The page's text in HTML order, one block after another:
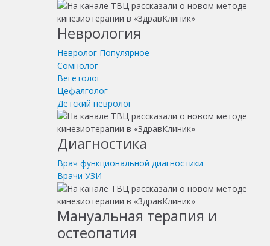
Неврология
Невролог Популярное
Сомнолог
Вегетолог
Цефалголог
Детский невролог
Диагностика
Врач функциональной диагностики
Врачи УЗИ
Мануальная терапия и
остеопатия